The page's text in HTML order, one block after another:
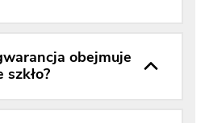
obejmuje
szkło?